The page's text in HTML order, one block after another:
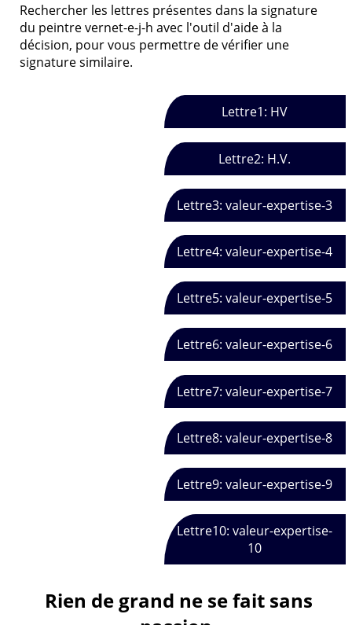
Rechercher les lettres présentes dans la signature
du peintre vernet-e-j-h avec l'outil d'aide à la
décision, pour vous permettre de vérifier une
signature similaire.
Lettre1: HV
Lettre2: H.V.
Lettre3: valeur-expertise-3
Lettre4: valeur-expertise-4
Lettre5: valeur-expertise-5
Lettre6: valeur-expertise-6
Lettre7: valeur-expertise-7
Lettre8: valeur-expertise-8
Lettre9: valeur-expertise-9
Lettre10: valeur-expertise-
10
Rien de grand ne se fait sans